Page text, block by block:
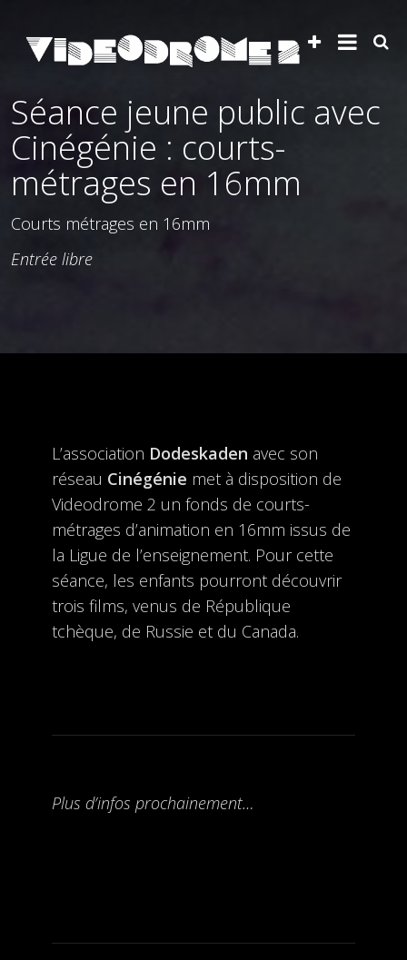
Séance jeune public avec
Cinégénie : courts-
métrages en 16mm
Courts métrages en 16mm
Entrée libre
L’association Dodeskaden avec son
réseau Cinégénie met à disposition de
Videodrome 2 un fonds de courts-
métrages d’animation en 16mm issus de
la Ligue de l’enseignement. Pour cette
séance, les enfants pourront découvrir
trois films, venus de République
tchèque, de Russie et du Canada.
Plus d’infos prochainement…